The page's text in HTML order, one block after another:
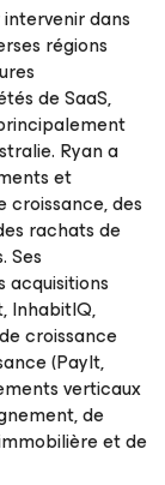
dans
régions
de SaaS,
Ryan a
et
croissance, des
rachats de
Ses
InhabitIQ,
croissance
(PayIt,
verticaux
de
et de